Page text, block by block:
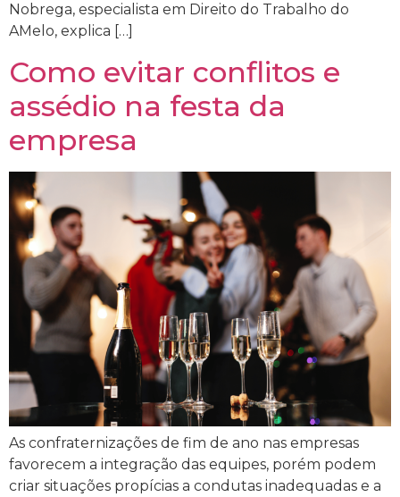
Nobrega, especialista em Direito do Trabalho do
AMelo, explica […]
Como evitar conflitos e
assédio na festa da
empresa
As confraternizações de fim de ano nas empresas
favorecem a integração das equipes, porém podem
criar situações propícias a condutas inadequadas e a